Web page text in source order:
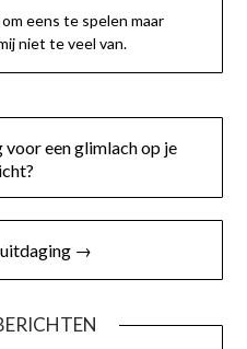
eens te spelen maar
niet te veel van.
een glimlach op je
uitdaging →